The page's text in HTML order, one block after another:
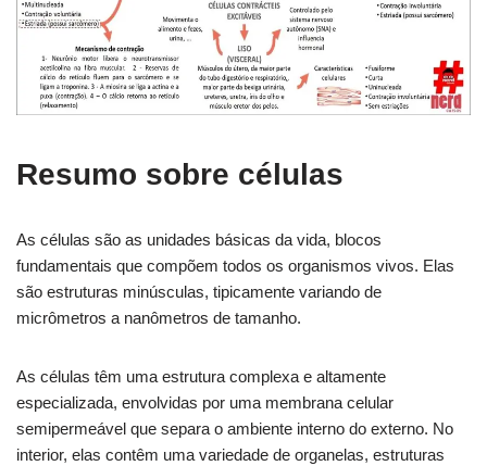
Resumo sobre células
As células são as unidades básicas da vida, blocos
fundamentais que compõem todos os organismos vivos. Elas
são estruturas minúsculas, tipicamente variando de
micrômetros a nanômetros de tamanho.
As células têm uma estrutura complexa e altamente
especializada, envolvidas por uma membrana celular
semipermeável que separa o ambiente interno do externo. No
interior, elas contêm uma variedade de organelas, estruturas